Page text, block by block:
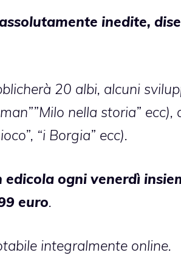
inedite,
20 albi, alcuni
nella storia”
“i Borgia” ecc).
ogni venerdì
euro.
integralmente online.